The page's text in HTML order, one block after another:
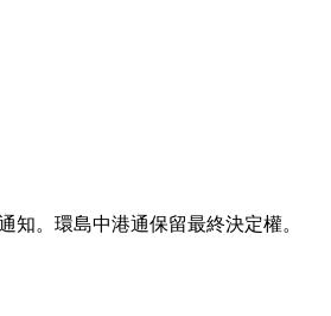
。環島中港通保留最終決定權。